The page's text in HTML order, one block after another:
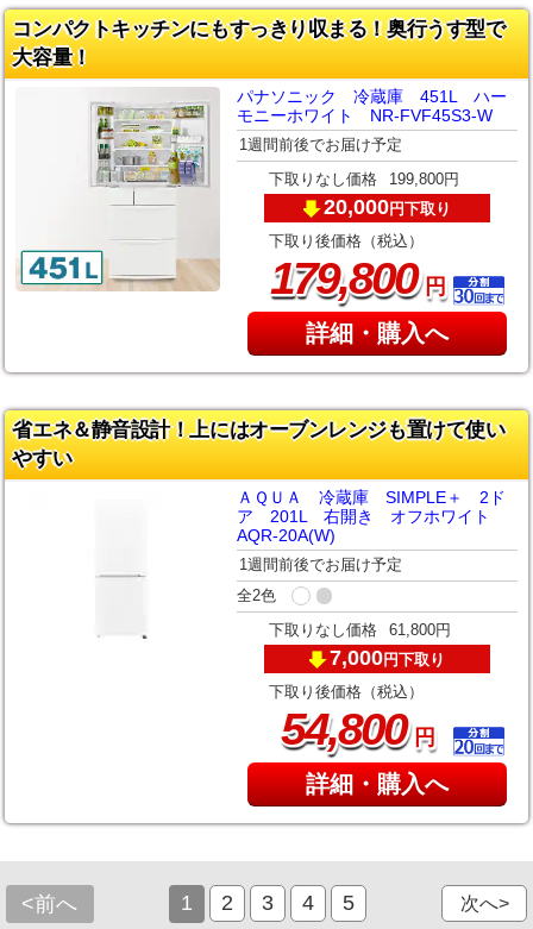
コンパクトキッチンにもすっきり収まる！奥行うす型で
大容量！
パナソニック 冷蔵庫 451L ハー
モニーホワイト NR-FVF45S3-W
1週間前後でお届け予定
下取りなし価格 199,800円
20,000円下取り
下取り後価格（税込）
179,800円
詳細・購入へ
省エネ＆静音設計！上にはオーブンレンジも置けて使い
やすい
ＡＱＵＡ 冷蔵庫 SIMPLE＋ 2ド
ア 201L 右開き オフホワイト
AQR-20A(W)
1週間前後でお届け予定
全2色
下取りなし価格 61,800円
7,000円下取り
下取り後価格（税込）
54,800円
詳細・購入へ
<前へ 1 2 3 4 5 次へ>